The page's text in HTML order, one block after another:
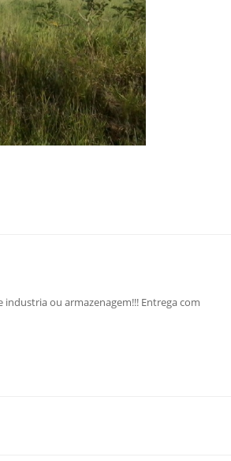
ou armazenagem!!! Entrega com